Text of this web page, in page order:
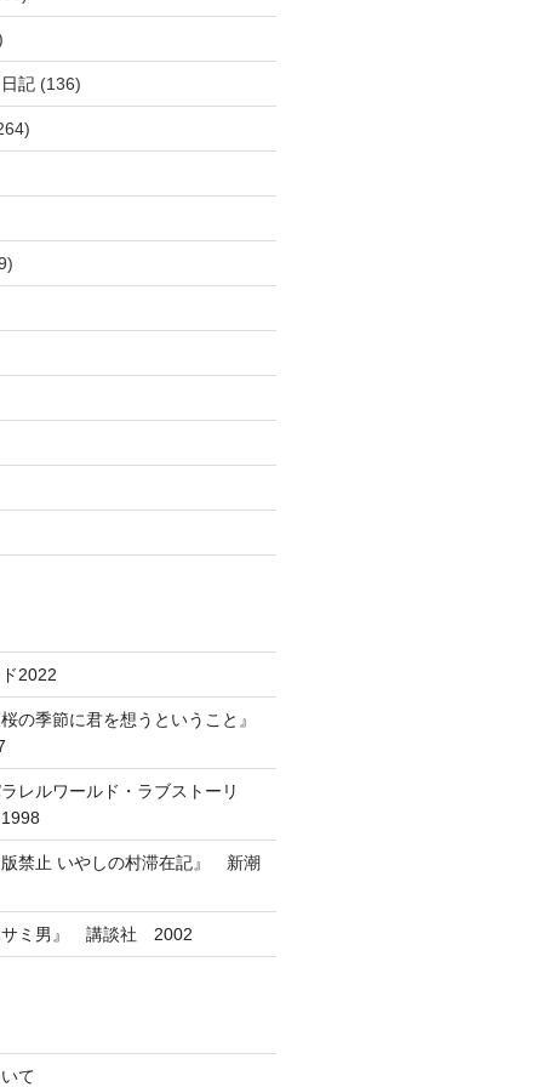
記(136)
2022
の季節に君を想うということ』
レルワールド・ラブストーリ
禁止 いやしの村滞在記』 新潮
ミ男』 講談社 2002
て